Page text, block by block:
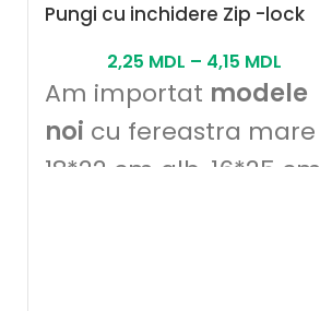
Pungi cu inchidere Zip -lock
2,25 MDL – 4,15 MDL
Am importat modele
noi cu fereastra mare
18*22 cm alb, 16*25 cm,